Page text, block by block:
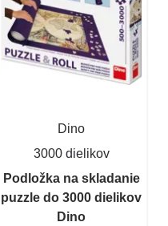
Dino
3000 dielikov
Podložka na skladanie
puzzle do 3000 dielikov
Dino